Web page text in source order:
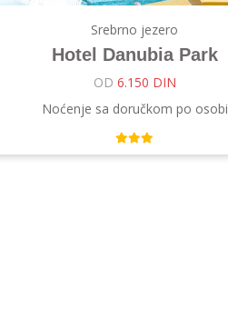
Srebrno jezero
Hotel Danubia Park
OD 6.150 DIN
Noćenje sa doručkom po osobi